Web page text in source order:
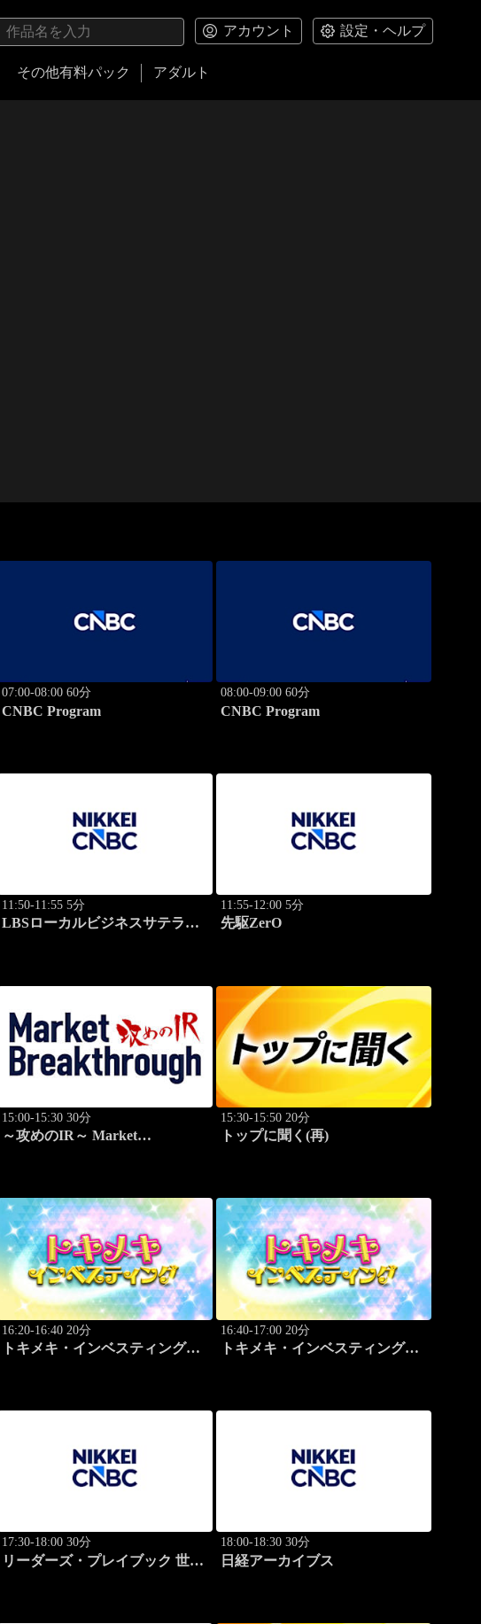
アカウント 設定・ヘルプ
その他有料パック アダルト
07:00-08:00 60分
CNBC Program
08:00-09:00 60分
CNBC Program
11:50-11:55 5分
LBSローカルビジネスサテライ
11:55-12:00 5分
先駆ZerO
15:00-15:30 30分
～攻めのIR～ Market
15:30-15:50 20分
トップに聞く(再)
16:20-16:40 20分
トキメキ・インベスティング・
16:40-17:00 20分
トキメキ・インベスティング・
17:30-18:00 30分
リーダーズ・プレイブック 世界
18:00-18:30 30分
日経アーカイブス